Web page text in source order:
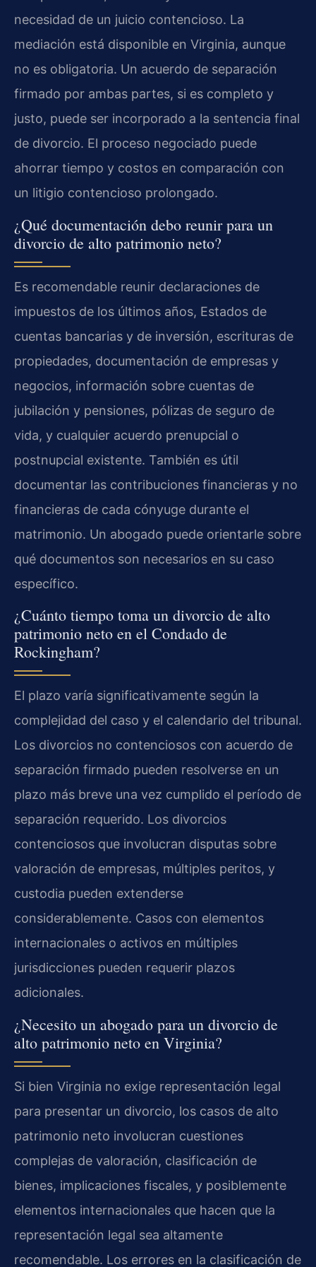
necesidad de un juicio contencioso. La
mediación está disponible en Virginia, aunque
no es obligatoria. Un acuerdo de separación
firmado por ambas partes, si es completo y
justo, puede ser incorporado a la sentencia final
de divorcio. El proceso negociado puede
ahorrar tiempo y costos en comparación con
un litigio contencioso prolongado.
¿Qué documentación debo reunir para un
divorcio de alto patrimonio neto?
Es recomendable reunir declaraciones de
impuestos de los últimos años, Estados de
cuentas bancarias y de inversión, escrituras de
propiedades, documentación de empresas y
negocios, información sobre cuentas de
jubilación y pensiones, pólizas de seguro de
vida, y cualquier acuerdo prenupcial o
postnupcial existente. También es útil
documentar las contribuciones financieras y no
financieras de cada cónyuge durante el
matrimonio. Un abogado puede orientarle sobre
qué documentos son necesarios en su caso
específico.
¿Cuánto tiempo toma un divorcio de alto
patrimonio neto en el Condado de
Rockingham?
El plazo varía significativamente según la
complejidad del caso y el calendario del tribunal.
Los divorcios no contenciosos con acuerdo de
separación firmado pueden resolverse en un
plazo más breve una vez cumplido el período de
separación requerido. Los divorcios
contenciosos que involucran disputas sobre
valoración de empresas, múltiples peritos, y
custodia pueden extenderse
considerablemente. Casos con elementos
internacionales o activos en múltiples
jurisdicciones pueden requerir plazos
adicionales.
¿Necesito un abogado para un divorcio de
alto patrimonio neto en Virginia?
Si bien Virginia no exige representación legal
para presentar un divorcio, los casos de alto
patrimonio neto involucran cuestiones
complejas de valoración, clasificación de
bienes, implicaciones fiscales, y posiblemente
elementos internacionales que hacen que la
representación legal sea altamente
recomendable. Los errores en la clasificación de